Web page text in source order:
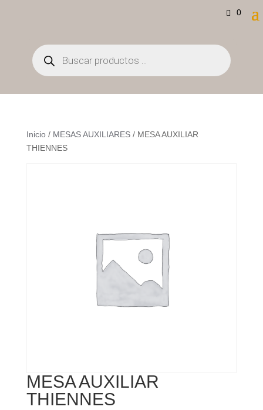
0
Búsqueda
de
productos
Inicio/ MESAS AUXILIARES/ MESA AUXILIAR
THIENNES
MESA AUXILIAR
THIENNES